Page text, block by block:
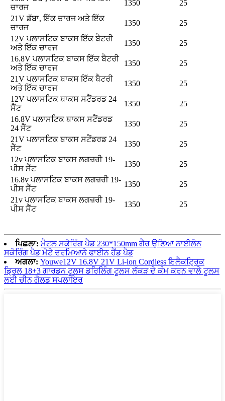
ਚਾਰਜ
1350
25
21V ਡੱਬਾ, ਇੱਕ ਚਾਰਜ ਅਤੇ ਇੱਕ
ਚਾਰਜ
1350
25
12V ਪਲਾਸਟਿਕ ਬਾਕਸ ਇੱਕ ਬੈਟਰੀ
ਅਤੇ ਇੱਕ ਚਾਰਜ
1350
25
16.8V ਪਲਾਸਟਿਕ ਬਾਕਸ ਇੱਕ ਬੈਟਰੀ
ਅਤੇ ਇੱਕ ਚਾਰਜ
1350
25
21V ਪਲਾਸਟਿਕ ਬਾਕਸ ਇੱਕ ਬੈਟਰੀ
ਅਤੇ ਇੱਕ ਚਾਰਜ
1350
25
12V ਪਲਾਸਟਿਕ ਬਾਕਸ ਸਟੈਂਡਰਡ 24
ਸੈੱਟ
1350
25
16.8V ਪਲਾਸਟਿਕ ਬਾਕਸ ਸਟੈਂਡਰਡ
24 ਸੈੱਟ
1350
25
21V ਪਲਾਸਟਿਕ ਬਾਕਸ ਸਟੈਂਡਰਡ 24
ਸੈੱਟ
1350
25
12v ਪਲਾਸਟਿਕ ਬਾਕਸ ਲਗਜ਼ਰੀ 19-
ਪੀਸ ਸੈੱਟ
1350
25
16.8v ਪਲਾਸਟਿਕ ਬਾਕਸ ਲਗਜ਼ਰੀ 19-
ਪੀਸ ਸੈੱਟ
1350
25
21v ਪਲਾਸਟਿਕ ਬਾਕਸ ਲਗਜ਼ਰੀ 19-
ਪੀਸ ਸੈੱਟ
1350 25
ਪਿਛਲਾ: ਮੈਟਲ ਸਕੋਰਿੰਗ ਪੈਡ 230*150mm ਗੈਰ ਉਣਿਆ ਨਾਈਲੋਨ
ਸਕੋਰਿੰਗ ਪੈਡ ਮੋਟੇ ਦਰਮਿਆਨੇ ਫਾਈਨ ਹੈਂਡ ਪੈਡ
ਅਗਲਾ: Youwe12V 16.8V 21V Li-ion Cordless ਇਲੈਕਟ੍ਰਿਕ
ਡ੍ਰਿਲ 18+3 ਗਾਰਡਨ ਟੂਲਸ ਡਰਿਲਿੰਗ ਟੂਲਸ ਲੱਕੜ ਦੇ ਕੰਮ ਕਰਨ ਵਾਲੇ ਟੂਲਸ
ਲਈ ਚੀਨ ਗੋਲਡ ਸਪਲਾਇਰ